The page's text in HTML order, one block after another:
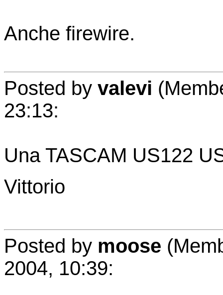
Anche firewire.
Posted by valevi
23:13:
Una TASCAM US122
Vittorio
Posted by moose
2004, 10:39: